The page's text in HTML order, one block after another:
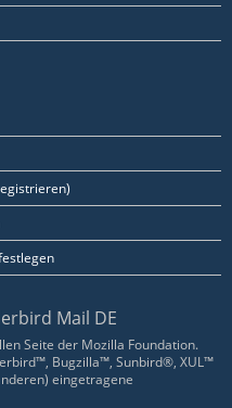
Mail DE
Seite der Mozilla Foundation.
Bugzilla™, Sunbird®, XUL™
eingetragene